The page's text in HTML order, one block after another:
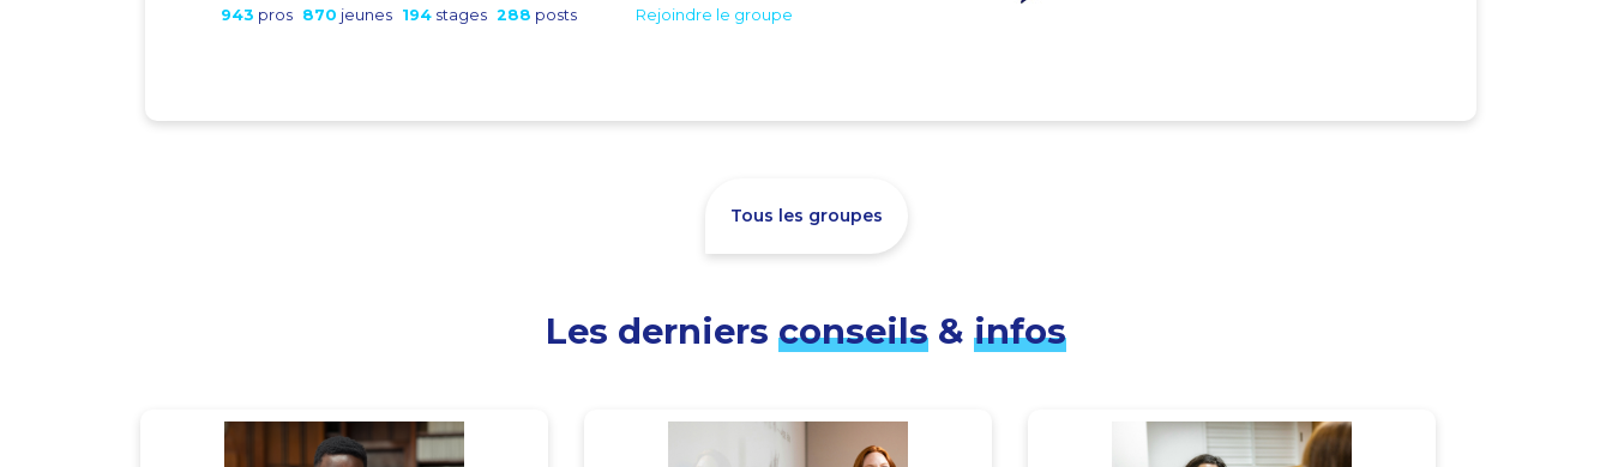
943 pros 870 jeunes 194 stages 288 posts Rejoindre le groupe
Tous les groupes
Les derniers conseils & infos